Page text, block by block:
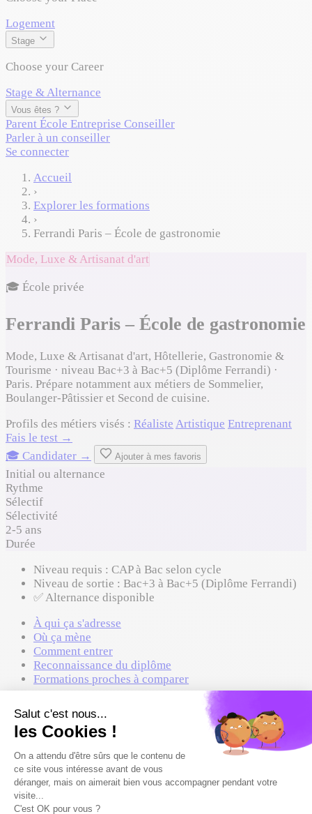
Logement
Stage
Choose your Career
Stage & Alternance
Vous êtes ?
Parent École Entreprise Conseiller
Parler à un conseiller
Se connecter
Accueil
›
Explorer les formations
›
Ferrandi Paris – École de gastronomie
Mode, Luxe & Artisanat d'art
🎓 École privée
Ferrandi Paris – École de gastronomie
Mode, Luxe & Artisanat d'art, Hôtellerie, Gastronomie &
Tourisme · niveau Bac+3 à Bac+5 (Diplôme Ferrandi) ·
Paris. Prépare notamment aux métiers de Sommelier,
Boulanger-Pâtissier et Second de cuisine.
Profils des métiers visés : Réaliste Artistique Entreprenant
Fais le test →
🎓 Candidater →
Ajouter à mes favoris
Initial ou alternance
Rythme
Sélectif
Sélectivité
2-5 ans
Durée
Niveau requis : CAP à Bac selon cycle
Niveau de sortie : Bac+3 à Bac+5 (Diplôme Ferrandi)
✅ Alternance disponible
À qui ça s'adresse
Où ça mène
Comment entrer
Reconnaissance du diplôme
Formations proches à comparer
À qui ça s'adresse
Arts plastiques
Où ça mène